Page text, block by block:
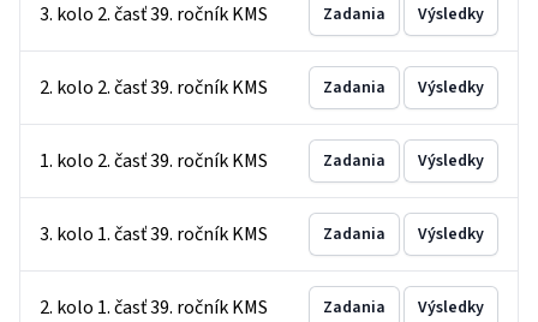
3. kolo 2. časť 39. ročník KMS Zadania Výsledky
2. kolo 2. časť 39. ročník KMS Zadania Výsledky
1. kolo 2. časť 39. ročník KMS Zadania Výsledky
3. kolo 1. časť 39. ročník KMS Zadania Výsledky
2. kolo 1. časť 39. ročník KMS Zadania Výsledky